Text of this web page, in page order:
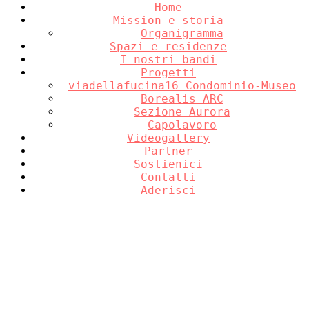
Home
Mission e storia
Organigramma
Spazi e residenze
I nostri bandi
Progetti
viadellafucina16 Condominio-Museo
Borealis ARC
Sezione Aurora
Capolavoro
Videogallery
Partner
Sostienici
Contatti
Aderisci